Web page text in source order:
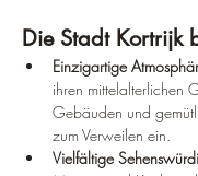
Die Stadt Kortrijk
Einzigartige
ihren mittelalterlichen
Gebäuden und
zum Verweilen ein.
Vielfältige